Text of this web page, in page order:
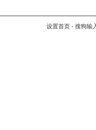
设置首页 - 搜狗输